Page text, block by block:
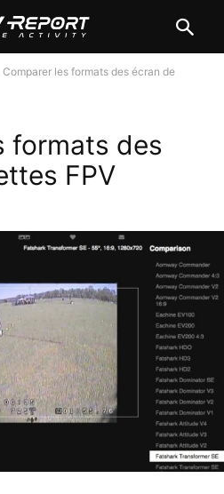
Comparer les formats des écran de
formats des
FPV